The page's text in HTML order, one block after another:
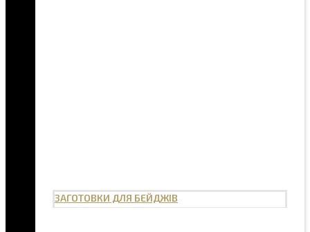
ЗАГОТОВКИ ДЛЯ БЕЙДЖІВ